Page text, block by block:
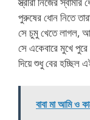
পুরুষের ধোন নিতে
সে চুমু খেতে লাগল,
সে একেবারে মুখে
দিয়ে শুধু বের
বাবা মা আমি ও